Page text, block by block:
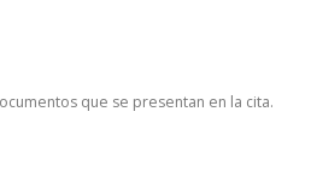
que se presentan en la cita.